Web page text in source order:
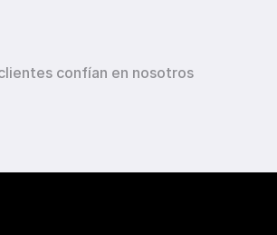
confían en nosotros